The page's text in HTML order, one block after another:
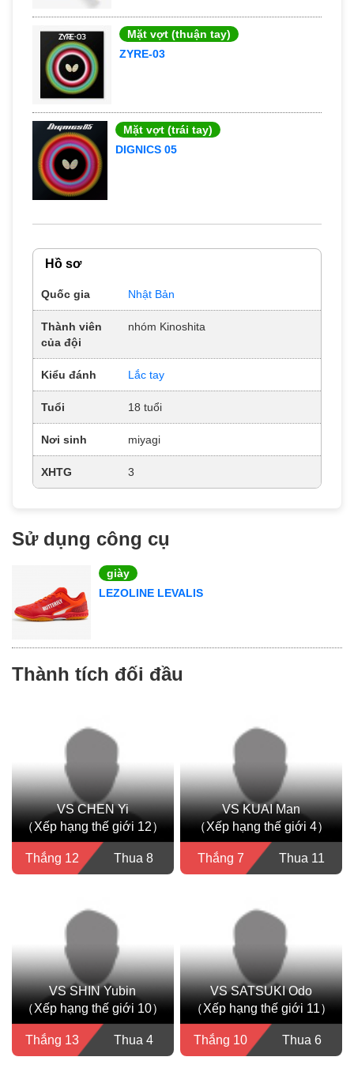
Mặt vợt (thuận tay)
ZYRE-03
Mặt vợt (trái tay)
DIGNICS 05
Hồ sơ
Quốc gia Nhật Bản
Thành viên
của đội
nhóm Kinoshita
Kiểu đánh Lắc tay
Tuổi 18 tuổi
Nơi sinh miyagi
XHTG 3
Sử dụng công cụ
giày
LEZOLINE LEVALIS
Thành tích đối đầu
VS CHEN Yi
（Xếp hạng thế giới 12）
Thắng 12 Thua 8
VS KUAI Man
（Xếp hạng thế giới 4）
Thắng 7 Thua 11
VS SHIN Yubin
（Xếp hạng thế giới 10）
Thắng 13 Thua 4
VS SATSUKI Odo
（Xếp hạng thế giới 11）
Thắng 10 Thua 6